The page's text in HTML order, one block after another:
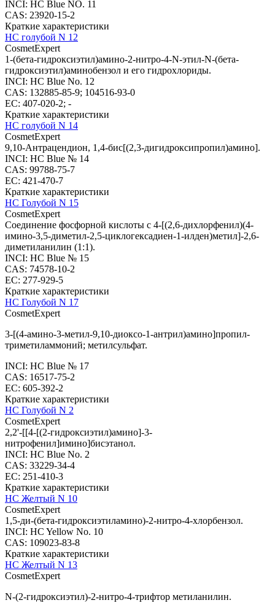
INCI: HC Blue NO. 11
CAS: 23920-15-2
Краткие характеристики
HC голубой N 12
CosmetExpert
1-(бета-гидроксиэтил)амино-2-нитро-4-N-этил-N-(бета-
гидроксиэтил)аминобензол и его гидрохлориды.
INCI: HC Blue No. 12
CAS: 132885-85-9; 104516-93-0
EC: 407-020-2; -
Краткие характеристики
HC голубой N 14
CosmetExpert
9,10-Антрацендион, 1,4-бис[(2,3-дигидроксипропил)амино].
INCI: HC Blue № 14
CAS: 99788-75-7
EC: 421-470-7
Краткие характеристики
HC Голубой N 15
CosmetExpert
Соединение фосфорной кислоты с 4-[(2,6-дихлорфенил)(4-
имино-3,5-диметил-2,5-циклогексадиен-1-илден)метил]-2,6-
диметиланилин (1:1).
INCI: HC Blue № 15
CAS: 74578-10-2
EC: 277-929-5
Краткие характеристики
HC Голубой N 17
CosmetExpert
3-[(4-амино-3-метил-9,10-диоксо-1-антрил)амино]пропил-
триметиламмоний; метилсульфат.
INCI: HC Blue № 17
CAS: 16517-75-2
EC: 605-392-2
Краткие характеристики
HC Голубой N 2
CosmetExpert
2,2'-[[4-[(2-гидроксиэтил)амино]-3-
нитрофенил]имино]бисэтанол.
INCI: HC Blue No. 2
CAS: 33229-34-4
EC: 251-410-3
Краткие характеристики
HC Желтый N 10
CosmetExpert
1,5-ди-(бета-гидроксиэтиламино)-2-нитро-4-хлорбензол.
INCI: HC Yellow No. 10
CAS: 109023-83-8
Краткие характеристики
HC Желтый N 13
CosmetExpert
N-(2-гидроксиэтил)-2-нитро-4-трифтор метиланилин.